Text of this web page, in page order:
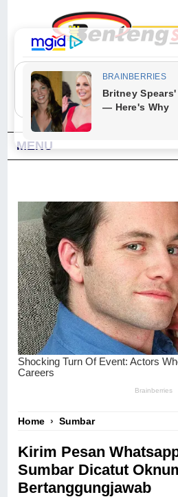
"Sesungguhnya Allah dan para
Wahai orang-orang yang beriman,
ucapkanlah salam dengan penuh
Ahzab Ayat 56)
MENU
Home ›Sumbar
Kirim Pesan
Sumbar Dicatut
Bertanggungjawab